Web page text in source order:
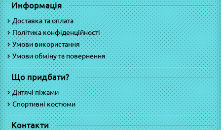
Информація
Доставка та оплата
Політика конфіденційності
Умови використання
Умови обміну та повернення
Що придбати?
Дитячі піжами
Спортивні костюми
Контакти